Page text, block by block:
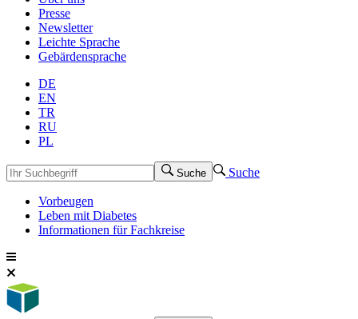
Presse
Newsletter
Leichte Sprache
Gebärdensprache
DE
EN
TR
RU
PL
Suche Suche
Vorbeugen
Leben mit Diabetes
Informationen für Fachkreise